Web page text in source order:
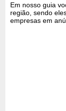
Em nosso guia
região, sendo
empresas em